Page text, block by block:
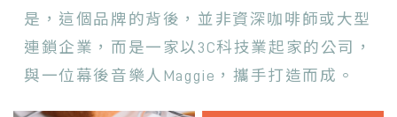
是，這個品牌的背後，並非資深咖啡師或大型
連鎖企業，而是一家以3C科技業起家的公司，
與一位幕後音樂人Maggie，攜手打造而成。